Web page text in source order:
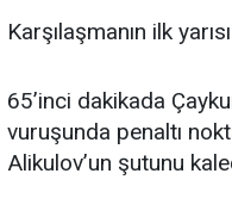
Karşılaşmanın ilk
65’inci dakikada
vuruşunda penaltı
Alikulov’un şutunu